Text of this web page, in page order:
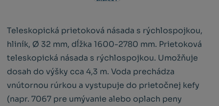
Teleskopická prietoková násada s rýchlospojkou,
hliník, Ø 32 mm, dĺžka 1600-2780 mm. Prietoková
teleskopická násada s rýchlospojkou. Umožňuje
dosah do výšky cca 4,3 m. Voda prechádza
vnútornou rúrkou a vystupuje do prietočnej kefy
(napr. 7067 pre umývanie alebo oplach peny